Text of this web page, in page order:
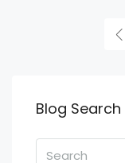
Blog Search